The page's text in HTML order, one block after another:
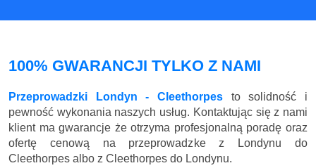
100% GWARANCJI TYLKO Z NAMI
Przeprowadzki Londyn - Cleethorpes to solidność i
pewność wykonania naszych usług. Kontaktując się z nami
klient ma gwarancje że otrzyma profesjonalną poradę oraz
ofertę cenową na przeprowadzke z Londynu do
Cleethorpes albo z Cleethorpes do Londynu.